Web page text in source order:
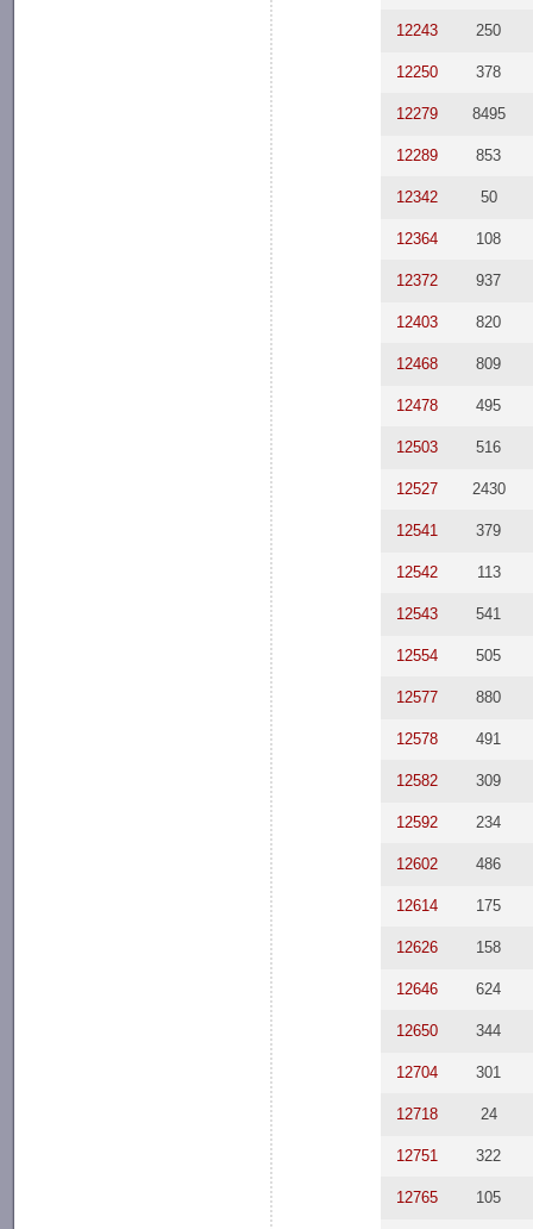
12243 250
12250 378
12279 8495
12289 853
12342 50
12364 108
12372 937
12403 820
12468 809
12478 495
12503 516
12527 2430
12541 379
12542 113
12543 541
12554 505
12577 880
12578 491
12582 309
12592 234
12602 486
12614 175
12626 158
12646 624
12650 344
12704 301
12718 24
12751 322
12765 105